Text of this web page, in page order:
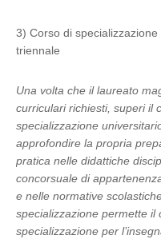
3) Corso di
triennale
Una volta che il laureato
curriculari richiesti, superi il
specializzazione
approfondire la propria
pratica nelle didattiche
concorsuale di
e nelle normative
specializzazione permette il
specializzazione per